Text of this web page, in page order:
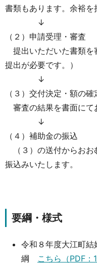
書類もあります。余裕を
↓
（２）申請受理・審査
提出いただいた書類を
提出が必要です。）
↓
（３）交付決定・額の確
審査の結果を書面にて
↓
（４）補助金の振込
（３）の送付からおお
振込みいたします。
要綱・様式
令和８年度大江町
綱 こちら（PDF：